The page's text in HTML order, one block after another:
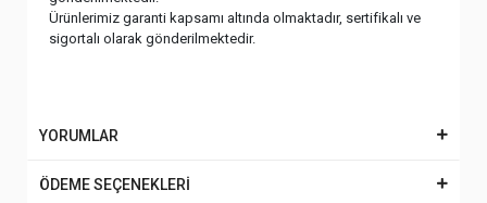
Ürünlerimiz garanti kapsamı altında olmaktadır, sertifikalı ve
sigortalı olarak gönderilmektedir.
YORUMLAR
ÖDEME SEÇENEKLERİ